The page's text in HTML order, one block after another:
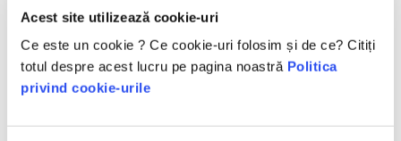
Acest site utilizează cookie-uri
Ce este un cookie ? Ce cookie-uri folosim și de ce? Citiți
totul despre acest lucru pe pagina noastră Politica
privind cookie-urile
Europeană sunt sigure pentru utilizare.
Companiile, autoritățile naționale și europene
de reglementare împart responsabilitatea de a
păstra produsele cosmetice în siguranță.
citiți mai multe
Ce ar trebui să știu despre perturbatorii
endocrini?
produsele cosmetice sunt „perturbatori